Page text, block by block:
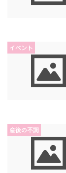
イベント
産後の不調